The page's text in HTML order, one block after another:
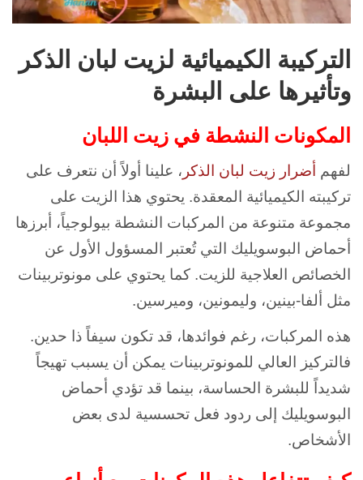
التركيبة الكيميائية لزيت لبان الذكر
وتأثيرها على البشرة
المكونات النشطة في زيت اللبان
لفهم أضرار زيت لبان الذكر ، علينا أولاً أن نتعرف على
تركيبته الكيميائية المعقدة. يحتوي هذا الزيت على
مجموعة متنوعة من المركبات النشطة بيولوجياً، أبرزها
أحماض البوسويليك التي تُعتبر المسؤول الأول عن
الخصائص العلاجية للزيت. كما يحتوي على مونوتربينات
مثل ألفا-بينين، وليمونين، وميرسين.
هذه المركبات، رغم فوائدها، قد تكون سيفاً ذا حدين.
فالتركيز العالي للمونوتربينات يمكن أن يسبب تهيجاً
شديداً للبشرة الحساسة، بينما قد تؤدي أحماض
البوسويليك إلى ردود فعل تحسسية لدى بعض
الأشخاص.